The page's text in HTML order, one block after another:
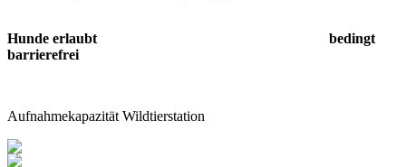
Hunde erlaubt bedingt
barrierefrei
Aufnahmekapazität Wildtierstation